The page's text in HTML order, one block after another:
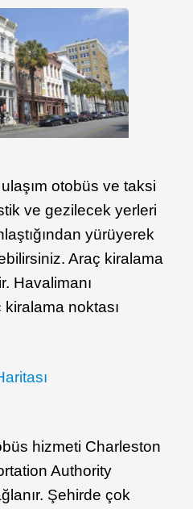
otobüs ve taksi
ve gezilecek yerleri
yürüyerek
Araç kiralama
Havalimanı
noktası
hizmeti Charleston
Authority
Şehirde çok